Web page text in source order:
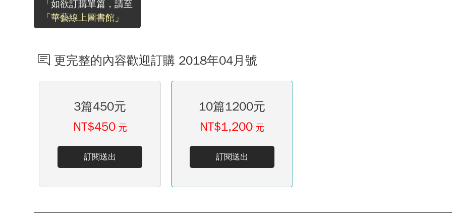
「如欲訂購單篇，請至
「華藝線上圖書館」
更完整的內容歡迎訂購 2018年04月號
3篇450元
NT$450 元
訂閱送出
10篇1200元
NT$1,200 元
訂閱送出